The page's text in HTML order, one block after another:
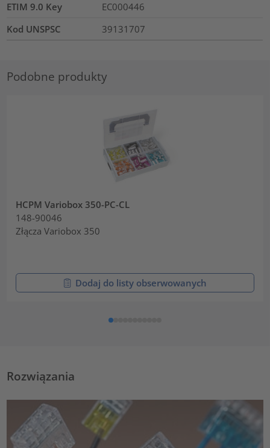
ETIM 9.0 Key
EC000446
Kod UNSPSC
39131707
Podobne produkty
HCPM Variobox 350-PC-CL
148-90046
Złącza Variobox 350
Dodaj do listy obserwowanych
Rozwiązania